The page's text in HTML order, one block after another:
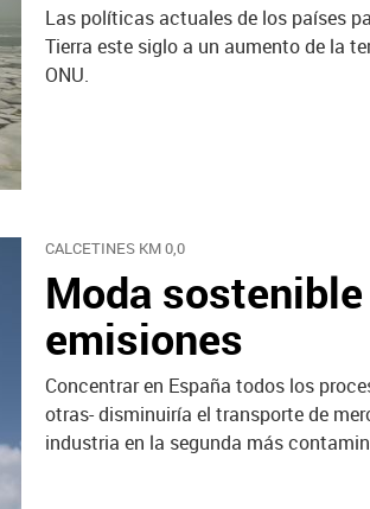
Las políticas actuales de los países
Tierra este siglo a un aumento de la
ONU.
CALCETINES KM 0,0
Moda
emisiones
Concentrar en España todos los
otras- disminuiría el transporte de
industria en la segunda más